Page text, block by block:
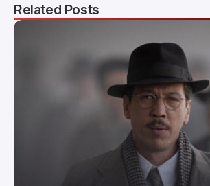
Related Posts